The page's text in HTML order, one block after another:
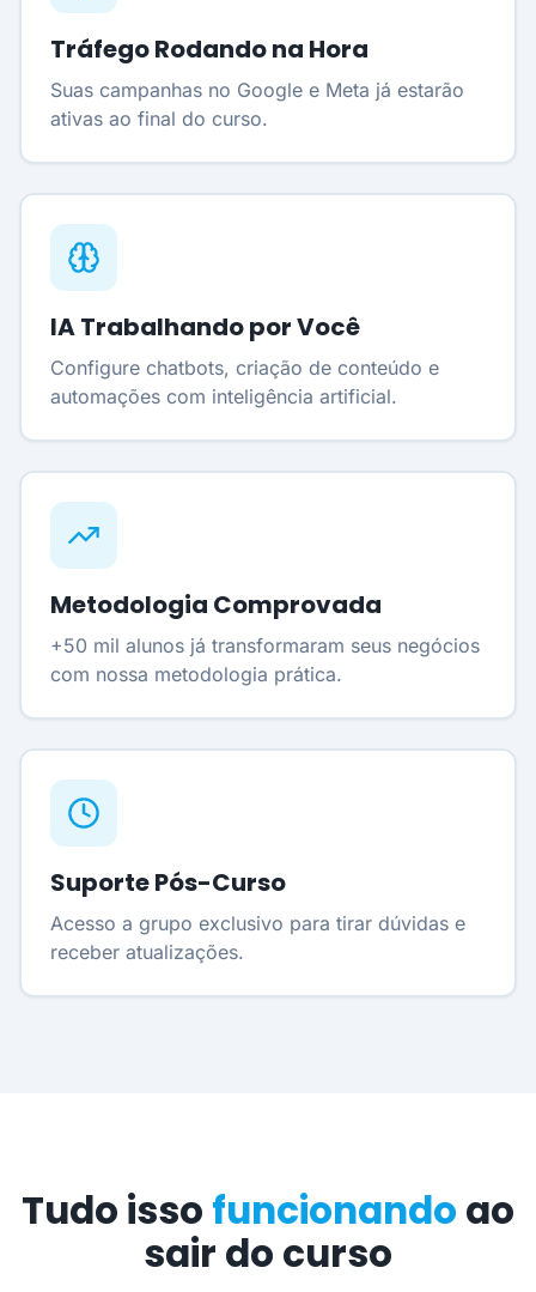
Tráfego Rodando na Hora
Suas campanhas no Google e Meta já estarão
ativas ao final do curso.
IA Trabalhando por Você
Configure chatbots, criação de conteúdo e
automações com inteligência artificial.
Metodologia Comprovada
+50 mil alunos já transformaram seus negócios
com nossa metodologia prática.
Suporte Pós-Curso
Acesso a grupo exclusivo para tirar dúvidas e
receber atualizações.
Tudo isso funcionando ao
sair do curso